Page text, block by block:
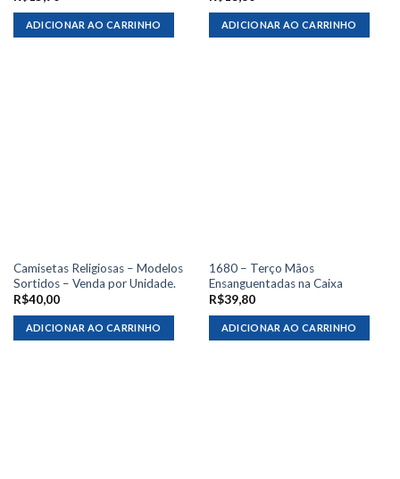
ADICIONAR AO CARRINHO ADICIONAR AO CARRINHO
Camisetas Religiosas – Modelos
Sortidos – Venda por Unidade.
R$40,00
ADICIONAR AO CARRINHO
1680 – Terço Mãos
Ensanguentadas na Caixa
R$39,80
ADICIONAR AO CARRINHO